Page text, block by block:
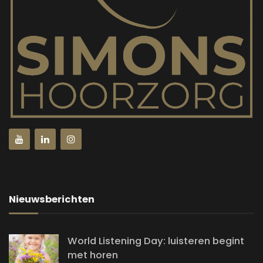
Nieuwsberichten
World Listening Day: luisteren begint
met horen